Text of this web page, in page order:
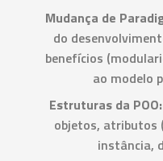
Mudança de
do
benefícios
ao modelo
Estruturas da POO:
objetos, atributos
instância,